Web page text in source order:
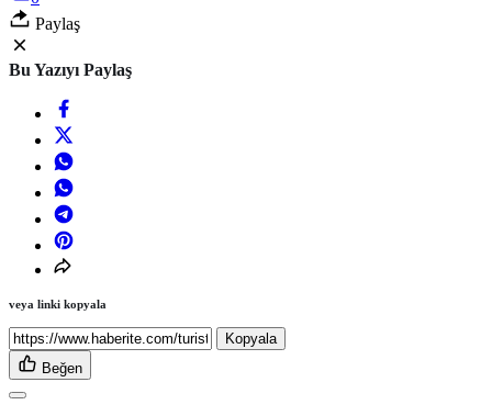
Paylaş
Bu Yazıyı Paylaş
veya linki kopyala
Kopyala
Beğen